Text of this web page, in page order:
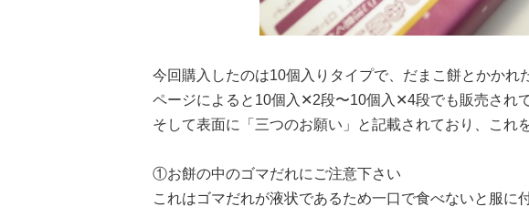
今回購入したのは10個入りタイプで、だまこ餅とかかれ
ページによると10個入✕2段〜10個入✕4段でも販売され
そして表面に「三つのお願い」と記載されており、これ
①お餅の中のゴマだれにご注意下さい
これはゴマだれが液状であるため一口で食べないと服に